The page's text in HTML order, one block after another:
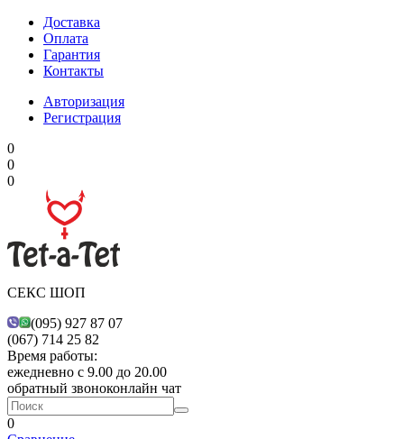
Доставка
Оплата
Гарантия
Контакты
Авторизация
Регистрация
0
0
0
СЕКС ШОП
(095) 927 87 07
(067) 714 25 82
Время работы:
ежедневно с 9.00 до 20.00
обратный звоноконлайн чат
0